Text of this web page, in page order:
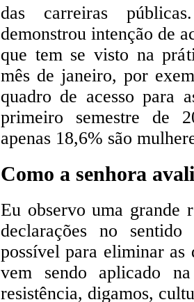
das carreiras
demonstrou intenção de
que tem se visto na
mês de janeiro, por
quadro de acesso para
primeiro semestre de
apenas 18,6% são
Como a senhora
Eu observo uma grande
declarações no
possível para eliminar as
vem sendo aplicado
resistência, digamos,